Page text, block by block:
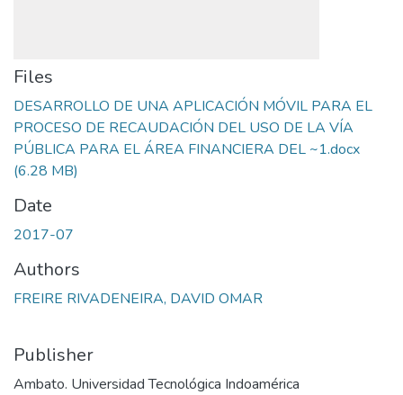
Files
DESARROLLO DE UNA APLICACIÓN MÓVIL PARA EL
PROCESO DE RECAUDACIÓN DEL USO DE LA VÍA
PÚBLICA PARA EL ÁREA FINANCIERA DEL ~1.docx
(6.28 MB)
Date
2017-07
Authors
FREIRE RIVADENEIRA, DAVID OMAR
Publisher
Ambato. Universidad Tecnológica Indoamérica